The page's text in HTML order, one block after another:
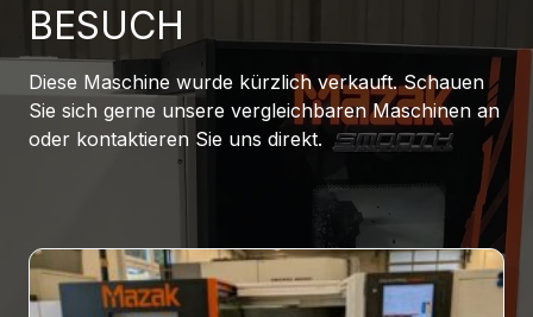
BESUCH
Diese Maschine wurde kürzlich verkauft. Schauen
Sie sich gerne unsere vergleichbaren Maschinen an
oder kontaktieren Sie uns direkt.